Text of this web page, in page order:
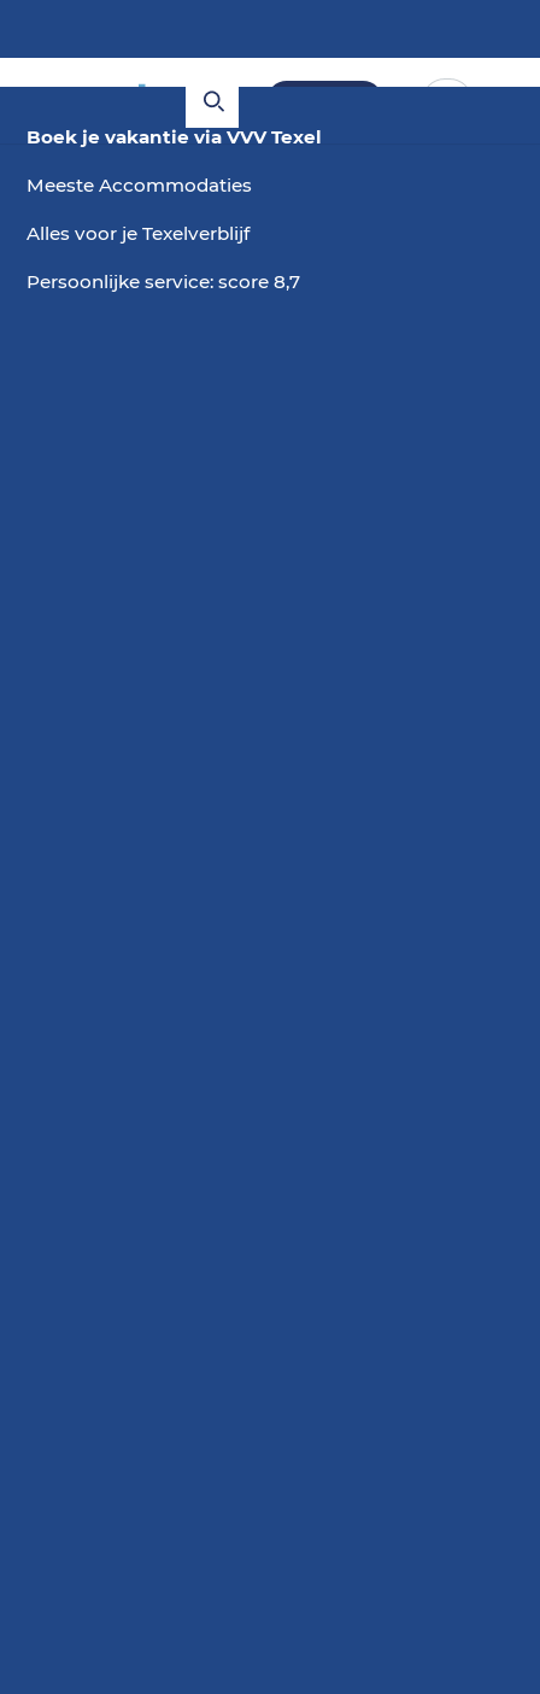
Boek je vakantie via VVV Texel
Meeste Accommodaties
Alles voor je Texelverblijf
Persoonlijke service: score 8,7